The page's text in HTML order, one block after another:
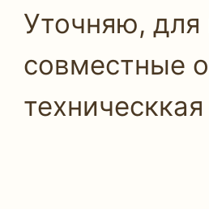
Уточняю, для
совместные